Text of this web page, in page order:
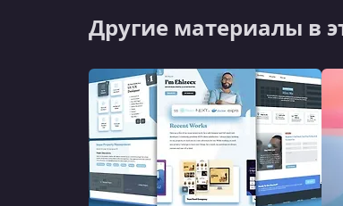
Другие материалы в